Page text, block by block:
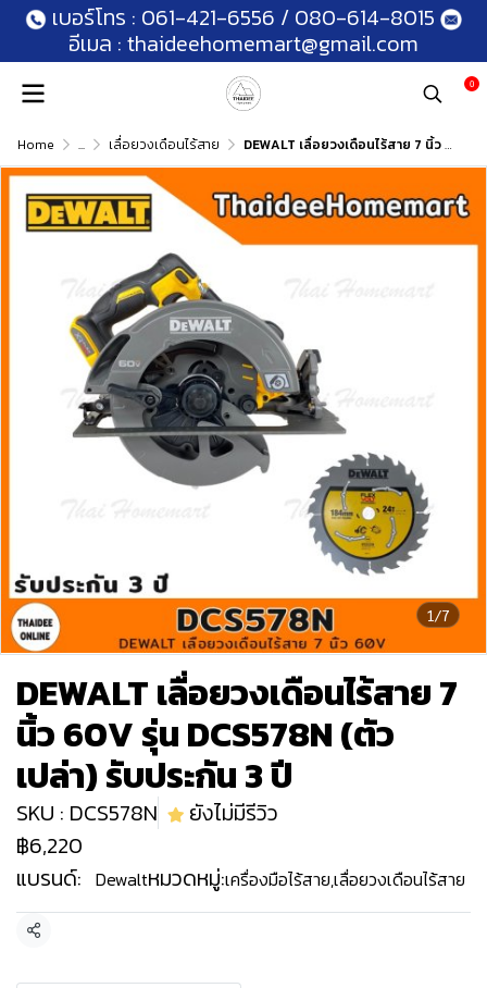
เบอร์โทร : 061-421-6556 / 080-614-8015
อีเมล : thaideehomemart@gmail.com
0
Home ... เลื่อยวงเดือนไร้สาย DEWALT เลื่อยวงเดือนไร้สาย 7 นิ้ว 60V รุ่น DCS578N (ตัวเปล่า) รับประกัน 3 ปี
1/7
DEWALT เลื่อยวงเดือนไร้สาย 7
นิ้ว 60V รุ่น DCS578N (ตัว
เปล่า) รับประกัน 3 ปี
SKU : DCS578N
ยังไม่มีรีวิว
฿6,220
แบรนด์: Dewaltหมวดหมู่:เครื่องมือไร้สาย,เลื่อยวงเดือนไร้สาย
แชร์